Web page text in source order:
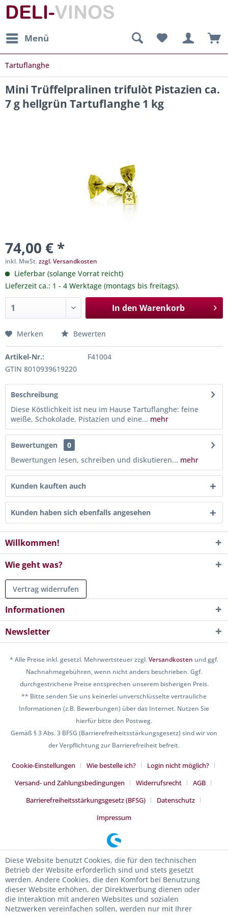
Menü
Tartuflanghe
Mini Trüffelpralinen trifulòt Pistazien ca.
7 g hellgrün Tartuflanghe 1 kg
74,00 € *
inkl. MwSt.zzgl. Versandkosten
Lieferbar (solange Vorrat reicht)
Lieferzeit ca.: 1 - 4 Werktage (montags bis freitags).
In den Warenkorb
Merken Bewerten
Artikel-Nr.:
F41004
GTIN 8010939619220
Beschreibung
Diese Köstlichkeit ist neu im Hause Tartuflanghe: feine
weiße, Schokolade, Pistazien und eine... mehr
Bewertungen
0
Bewertungen lesen, schreiben und diskutieren... mehr
Kunden kauften auch
Kunden haben sich ebenfalls angesehen
Willkommen!
Wie geht was?
Vertrag widerrufen
Informationen
Newsletter
* Alle Preise inkl. gesetzl. Mehrwertsteuer zzgl.Versandkosten und ggf.
Nachnahmegebühren, wenn nicht anders beschrieben. Ggf.
durchgestrichene Preise entsprechen unserem bisherigen Preis.
** Bitte senden Sie uns keinerlei unverschlüsselte vertrauliche
Informationen (z.B. Bewerbungen) über das Internet. Nutzen Sie
hierfür bitte den Postweg.
Gemäß § 3 Abs. 3 BFSG (Barrierefreiheitsstärkungsgesetz) sind wir von
der Verpflichtung zur Barrierefreiheit befreit.
Cookie-Einstellungen Wie bestelle ich?
Login nicht möglich?
Versand- und Zahlungsbedingungen
Widerrufsrecht
AGB
Barrierefreiheitsstärkungsgesetz (BFSG)
Datenschutz
Impressum
Diese Website benutzt Cookies, die für den technischen
Betrieb der Website erforderlich sind und stets gesetzt
werden. Andere Cookies, die den Komfort bei Benutzung
dieser Website erhöhen, der Direktwerbung dienen oder
die Interaktion mit anderen Websites und sozialen
Netzwerken vereinfachen sollen, werden nur mit Ihrer